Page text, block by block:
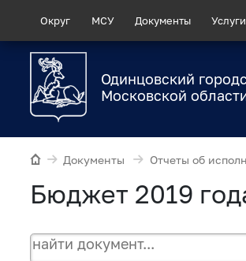
Округ МСУ Документы Услуги
Одинцовский
Московской
Документы Отчеты об
Бюджет 2019